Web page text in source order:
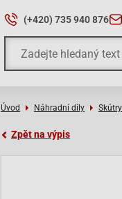
(+420) 735 940 876
Úvod Náhradní díly
Zpět na výpis